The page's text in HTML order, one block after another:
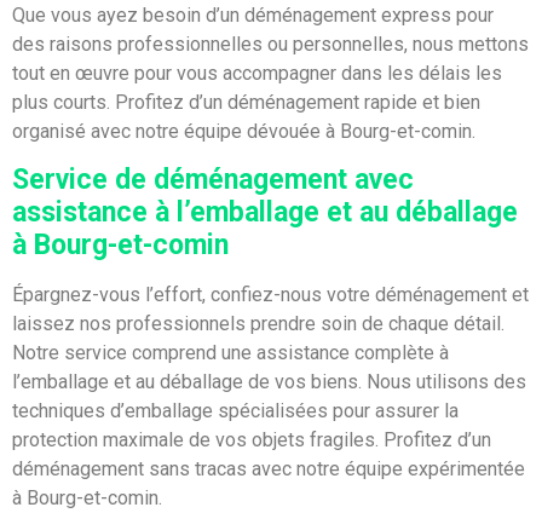
Que vous ayez besoin d’un déménagement express pour
des raisons professionnelles ou personnelles, nous mettons
tout en œuvre pour vous accompagner dans les délais les
plus courts. Profitez d’un déménagement rapide et bien
organisé avec notre équipe dévouée à Bourg-et-comin.
Service de déménagement avec
assistance à l’emballage et au déballage
à Bourg-et-comin
Épargnez-vous l’effort, confiez-nous votre déménagement et
laissez nos professionnels prendre soin de chaque détail.
Notre service comprend une assistance complète à
l’emballage et au déballage de vos biens. Nous utilisons des
techniques d’emballage spécialisées pour assurer la
protection maximale de vos objets fragiles. Profitez d’un
déménagement sans tracas avec notre équipe expérimentée
à Bourg-et-comin.